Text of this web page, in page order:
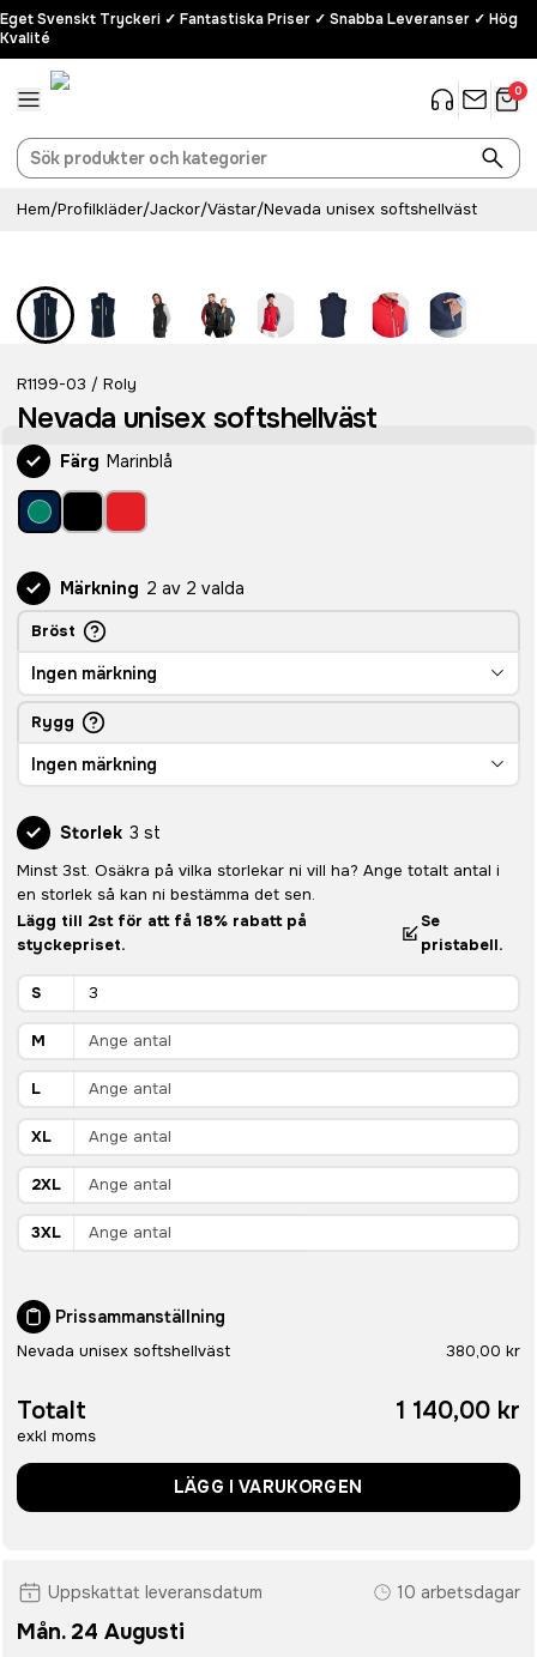
Eget Svenskt Tryckeri ✓ Fantastiska Priser ✓ Snabba Leveranser ✓ Hög
Kvalité
0
Hem/Profilkläder/Jackor/Västar/Nevada unisex softshellväst
R1199-03 / Roly
Nevada unisex softshellväst
Färg Marinblå
Märkning 2 av 2 valda
Bröst
Ingen märkning
Rygg
Ingen märkning
Storlek 3 st
Minst 3st. Osäkra på vilka storlekar ni vill ha? Ange totalt antal i
en storlek så kan ni bestämma det sen.
Lägg till 2st för att få 18% rabatt på
styckepriset.
Se
pristabell.
S
M
L
XL
2XL
3XL
Prissammanställning
Nevada unisex softshellväst 380,00 kr
Totalt
exkl moms
1 140,00 kr
LÄGG I VARUKORGEN
Uppskattat leveransdatum 10 arbetsdagar
Mån. 24 Augusti